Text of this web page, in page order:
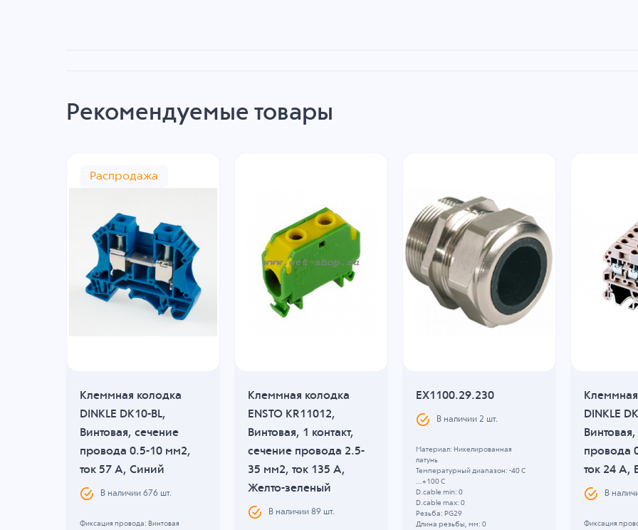
Рекомендуемые товары
Распродажа
Клеммная колодка
DINKLE DK10-BL,
Винтовая, сечение
провода 0.5-10 мм2,
ток 57 A, Синий
В наличии676 шт.
Фиксация провода: Винтовая
Клеммная колодка
ENSTO KR11012,
Винтовая, 1 контакт,
сечение провода 2.5-
35 мм2, ток 135 A,
Желто-зеленый
В наличии89 шт.
EX1100.29.230
В наличии2 шт.
Материал: Никелированная
латунь
Температурный диапазон: -40 C
...+100 C
D.cable min: 0
D.cable max: 0
Резьба: PG29
Длина резьбы, мм: 0
DINKLE
провода
ток 24 A,
В
Фиксация